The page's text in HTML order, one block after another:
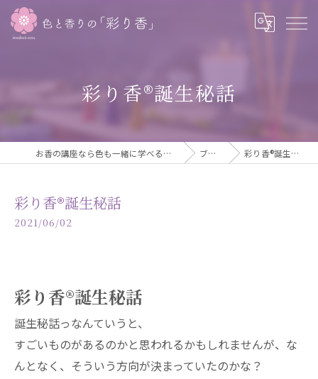
彩り香®誕生秘話
お香の講座なら色も一緒に学べる彩り香 ブログ 彩り香®誕生秘話
彩り香®誕生秘話
2021/06/02
彩り香®誕生秘話
誕生秘話っなんていうと、
すごいものがあるのかと思われるかもしれませんが、な
んとなく、そういう方向が決まっていたのかな？